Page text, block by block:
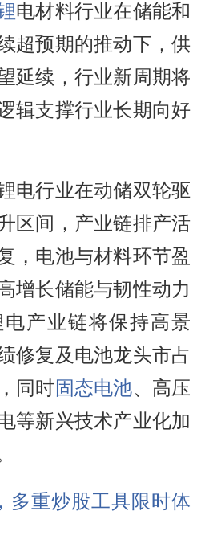
电材料行业在储能和
超预期的推动下，供
延续，行业新周期将
辑支撑行业长期向好
电行业在动储双轮驱
区间，产业链排产活
，电池与材料环节盈
增长储能与韧性动力
产业链将保持高景
修复及电池龙头市占
同时固态电池、高压
等新兴技术产业化加
多重炒股工具限时体